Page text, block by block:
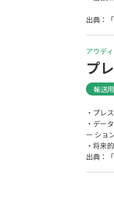
出典：
アウデ
プ
輸送
・プレ
・デー
ー ショ
・将来
出典：